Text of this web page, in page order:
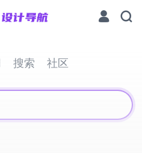
搜索 社区